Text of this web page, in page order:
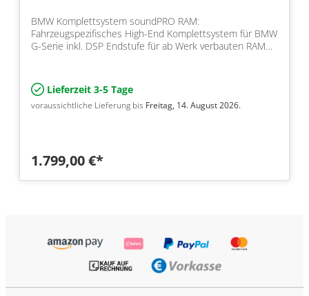
BMW Komplettsystem soundPRO RAM:
Fahrzeugspezifisches High-End Komplettsystem für BMW
G-Serie inkl. DSP Endstufe für ab Werk verbauten RAM
Lieferzeit 3-5 Tage
voraussichtliche Lieferung bis Freitag, 14. August 2026.
1.799,00 €*